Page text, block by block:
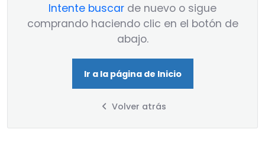
Intente buscar de nuevo o sigue
comprando haciendo clic en el botón de
abajo.
Ir a la página de Inicio
Volver atrás